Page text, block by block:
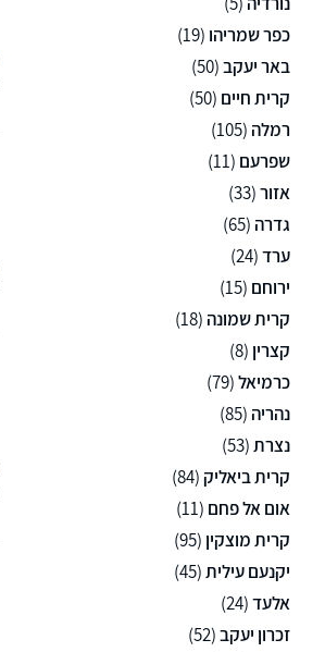
כפר שמריהו (19)
באר יעקב(50)
קרית חיים (50)
רמלה (105)
שפרעם (11)
אזור(33)
גדרה (65)
ערד(24)
ירוחם (15)
קרית שמונה (18)
קצרין (8)
כרמיאל(79)
נהריה (85)
נצרת(53)
קרית ביאליק(84)
אום אל פחם (11)
קרית מוצקין (95)
יקנעם עילית(45)
אלעד(24)
זכרון יעקב(52)